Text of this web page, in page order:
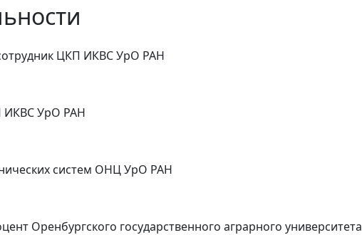
ЦКП ИКВС УрО РАН
ИКВС УрО РАН
систем ОНЦ УрО РАН
Оренбургского государственного аграрного университета